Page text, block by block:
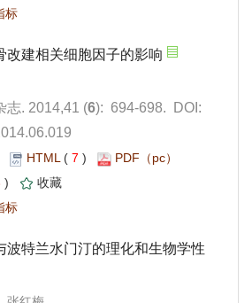
): 694-698. DOI:
7 )
)